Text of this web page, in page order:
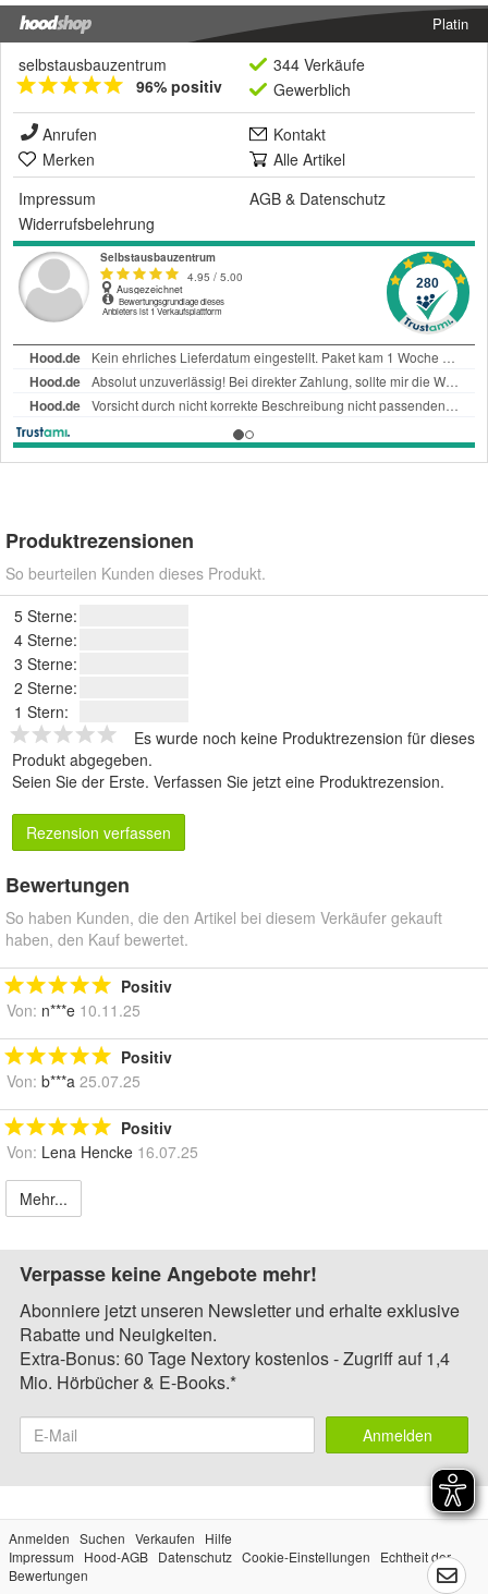
Platin
selbstausbauzentrum
96% positiv
344 Verkäufe
Gewerblich
Anrufen
Kontakt
Merken
Alle Artikel
Impressum
AGB & Datenschutz
Widerrufsbelehrung
Produktrezensionen
So beurteilen Kunden dieses Produkt.
5 Sterne:
4 Sterne:
3 Sterne:
2 Sterne:
1 Stern:
Es wurde noch keine Produktrezension für dieses
Produkt abgegeben.
Seien Sie der Erste. Verfassen Sie jetzt eine Produktrezension.
Rezension verfassen
Bewertungen
So haben Kunden, die den Artikel bei diesem Verkäufer gekauft
haben, den Kauf bewertet.
Positiv
Von: n***e 10.11.25
Positiv
Von: b***a 25.07.25
Positiv
Von: Lena Hencke 16.07.25
Mehr...
Verpasse keine Angebote mehr!
Abonniere jetzt unseren Newsletter und erhalte exklusive
Rabatte und Neuigkeiten.
Extra-Bonus: 60 Tage Nextory kostenlos - Zugriff auf 1,4
Mio. Hörbücher & E-Books.*
Anmelden
Anmelden Suchen Verkaufen
Hilfe
Impressum
Hood-AGB Datenschutz Cookie-Einstellungen
Echtheit der
Bewertungen